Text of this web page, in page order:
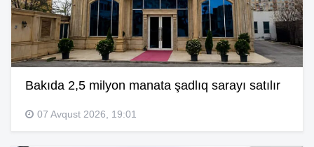
Bakıda 2,5 milyon manata şadlıq sarayı satılır
07 Avqust 2026, 19:01